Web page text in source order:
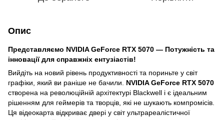
Опис
Представляємо NVIDIA GeForce RTX 5070 — Потужність та
інновації для справжніх ентузіастів!
Вийдіть на новий рівень продуктивності та пориньте у світ
графіки, який ви раніше не бачили. NVIDIA GeForce RTX 5070
створена на революційній архітектурі Blackwell і є ідеальним
рішенням для геймерів та творців, які не шукають компромісів.
Ця відеокарта відкриває двері у світ ультрареалістичної